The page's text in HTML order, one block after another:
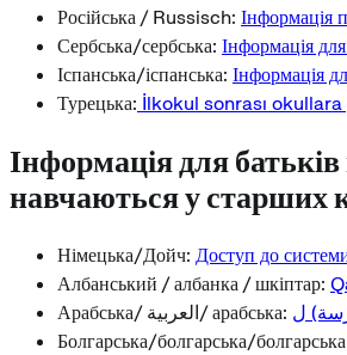
Російська / Russisch: Інформація
Сербська/сербська: Інформація
Іспанська/іспанська: Інформація
Турецька: İlkokul sonrası
Інформація для
навчаються у старших
Німецька/Дойч: Доступ до
Албанський / албанка / шкіптар:
Арабська/ العربية/ арабська: ل
Болгарська/болгарська/